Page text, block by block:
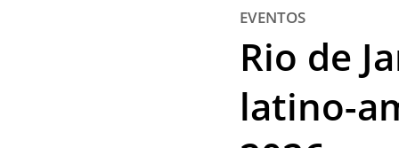
EVENTOS
Rio de
latino-